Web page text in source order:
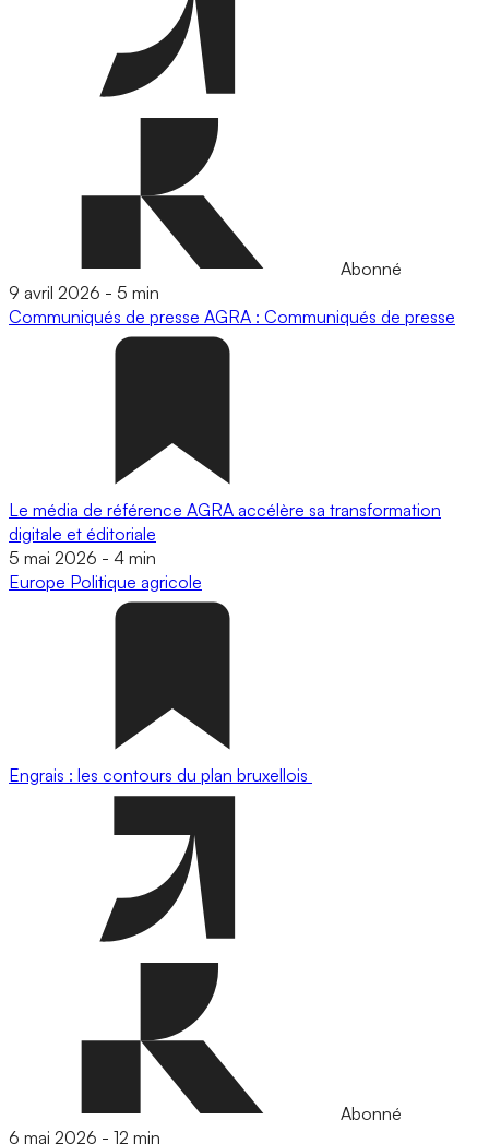
Abonné
9 avril 2026 - 5 min
Communiqués de presse AGRA : Communiqués de presse
Le média de référence AGRA accélère sa transformation
digitale et éditoriale
5 mai 2026 - 4 min
Europe Politique agricole
Engrais : les contours du plan bruxellois
Abonné
6 mai 2026 - 12 min